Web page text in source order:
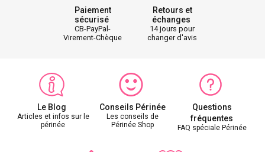
Paiement
sécurisé
CB-PayPal-
Virement-Chèque
Retours et
échanges
14 jours pour
changer d'avis
Le Blog
Articles et infos sur le
périnée
Conseils Périnée
Les conseils de
Périnée Shop
Questions
fréquentes
FAQ spéciale Périnée